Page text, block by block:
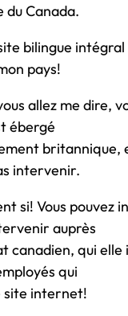
du Canada.
bilingue
pays!
allez me dire,
ébergé
britannique,
intervenir.
si! Vous pouvez
auprès
canadien, qui
qui
site internet!